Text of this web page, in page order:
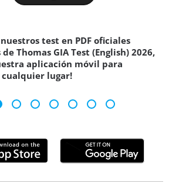
nuestros test en PDF oficiales
Thomas GIA Test (English) 2026,
aplicación móvil para
lugar!